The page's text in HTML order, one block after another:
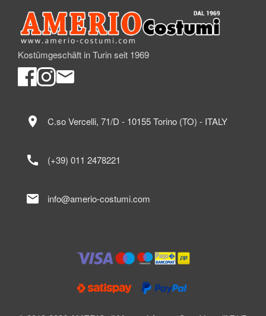
Kostümgeschäft in Turin seit 1969
location_on C.so Vercelli, 71/D - 10155 Torino (TO) - ITALY
call (+39) 011 2478221
mail info@amerio-costumi.com